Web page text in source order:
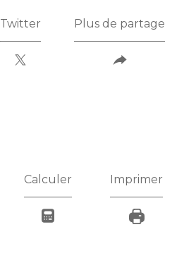
Twitter Plus de partage
Calculer Imprimer